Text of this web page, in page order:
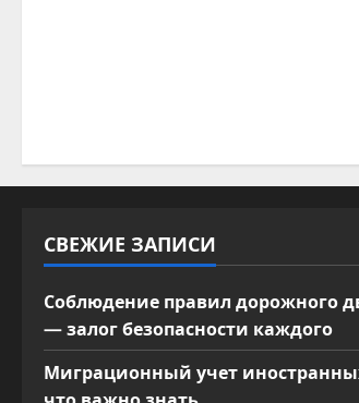
с
м
СВЕЖИЕ ЗАПИСИ
Соблюдение правил дорожного
— залог безопасности каждого
Миграционный учет